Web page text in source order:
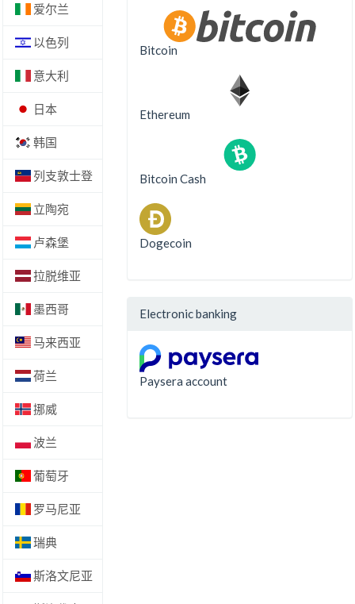
爱尔兰
以色列
意大利
日本
韩国
列支敦士登
立陶宛
卢森堡
拉脱维亚
墨西哥
马来西亚
荷兰
挪威
波兰
葡萄牙
罗马尼亚
瑞典
斯洛文尼亚
Bitcoin
Ethereum
Bitcoin Cash
Dogecoin
Electronic banking
Paysera account